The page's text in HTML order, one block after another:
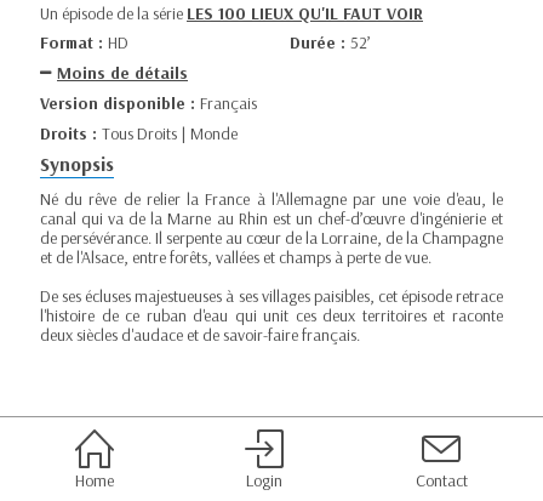
Un épisode de la série LES 100 LIEUX QU'IL FAUT VOIR
Format : HD Durée : 52’
Moins de détails
Version disponible : Français
Droits : Tous Droits | Monde
Synopsis
Né du rêve de relier la France à l'Allemagne par une voie d'eau, le
canal qui va de la Marne au Rhin est un chef-d’œuvre d'ingénierie et
de persévérance. Il serpente au cœur de la Lorraine, de la Champagne
et de l'Alsace, entre forêts, vallées et champs à perte de vue.
De ses écluses majestueuses à ses villages paisibles, cet épisode retrace
l'histoire de ce ruban d'eau qui unit ces deux territoires et raconte
deux siècles d'audace et de savoir-faire français.
Home Login Contact